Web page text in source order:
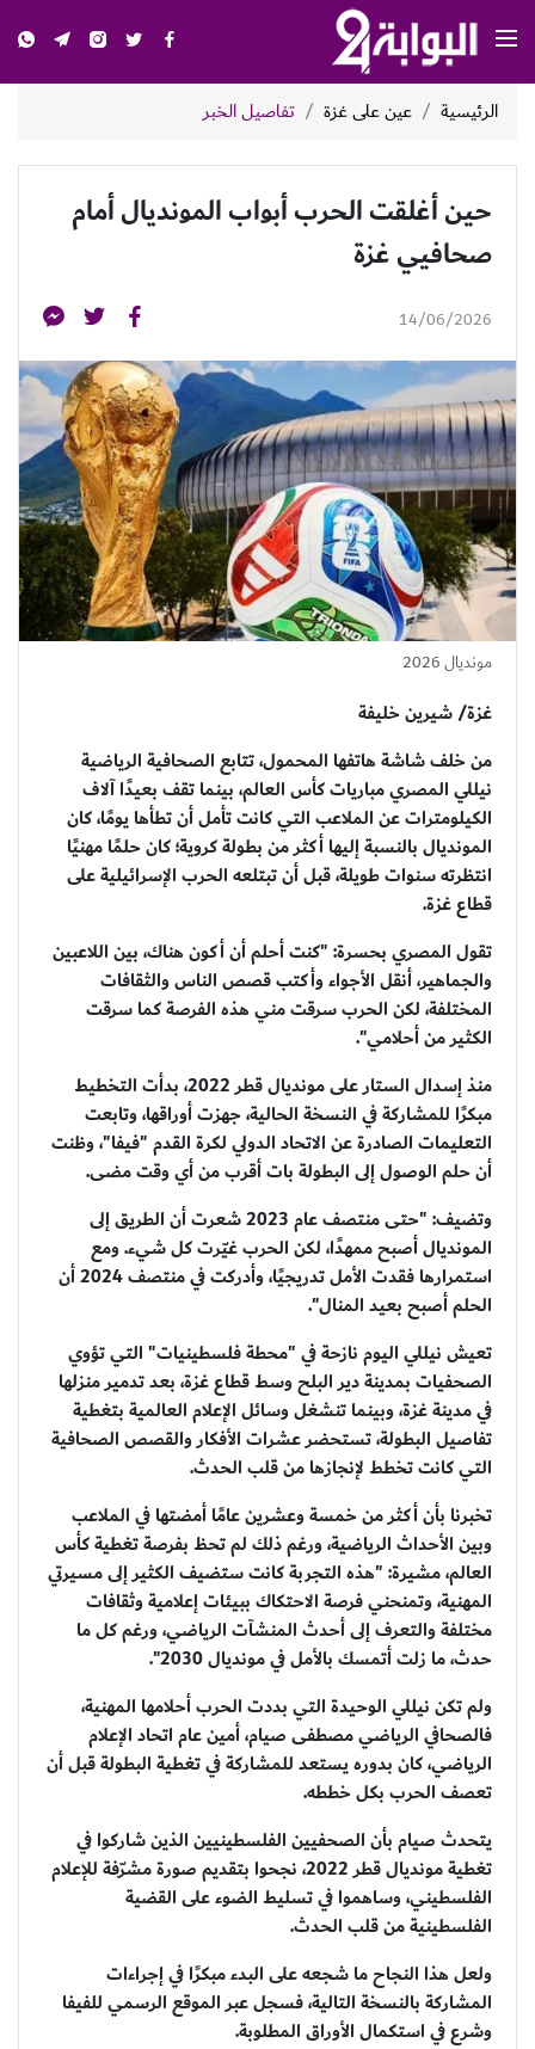
الرئيسية عين على غزة تفاصيل الخبر
حين أغلقت الحرب أبواب المونديال أمام
صحافيي غزة
14/06/2026
مونديال 2026
غزة/ شيرين خليفة
من خلف شاشة هاتفها المحمول، تتابع الصحافية الرياضية
نيللي المصري مباريات كأس العالم، بينما تقف بعيدًا آلاف
الكيلومترات عن الملاعب التي كانت تأمل أن تطأها يومًا، كان
المونديال بالنسبة إليها أكثر من بطولة كروية؛ كان حلمًا مهنيًا
انتظرته سنوات طويلة، قبل أن تبتلعه الحرب الإسرائيلية على
قطاع غزة.
تقول المصري بحسرة: "كنت أحلم أن أكون هناك، بين اللاعبين
والجماهير، أنقل الأجواء وأكتب قصص الناس والثقافات
المختلفة، لكن الحرب سرقت مني هذه الفرصة كما سرقت
الكثير من أحلامي".
منذ إسدال الستار على مونديال قطر 2022، بدأت التخطيط
مبكرًا للمشاركة في النسخة الحالية، جهزت أوراقها، وتابعت
التعليمات الصادرة عن الاتحاد الدولي لكرة القدم "فيفا"، وظنت
أن حلم الوصول إلى البطولة بات أقرب من أي وقت مضى.
وتضيف: "حتى منتصف عام 2023 شعرت أن الطريق إلى
المونديال أصبح ممهدًا، لكن الحرب غيّرت كل شيء. ومع
استمرارها فقدت الأمل تدريجيًا، وأدركت في منتصف 2024 أن
الحلم أصبح بعيد المنال".
تعيش نيللي اليوم نازحة في "محطة فلسطينيات" التي تؤوي
الصحفيات بمدينة دير البلح وسط قطاع غزة، بعد تدمير منزلها
في مدينة غزة، وبينما تنشغل وسائل الإعلام العالمية بتغطية
تفاصيل البطولة، تستحضر عشرات الأفكار والقصص الصحافية
التي كانت تخطط لإنجازها من قلب الحدث.
تخبرنا بأن أكثر من خمسة وعشرين عامًا أمضتها في الملاعب
وبين الأحداث الرياضية، ورغم ذلك لم تحظ بفرصة تغطية كأس
العالم، مشيرة: "هذه التجربة كانت ستضيف الكثير إلى مسيرتي
المهنية، وتمنحني فرصة الاحتكاك ببيئات إعلامية وثقافات
مختلفة والتعرف إلى أحدث المنشآت الرياضي، ورغم كل ما
حدث، ما زلت أتمسك بالأمل في مونديال 2030".
ولم تكن نيللي الوحيدة التي بددت الحرب أحلامها المهنية،
فالصحافي الرياضي مصطفى صيام، أمين عام اتحاد الإعلام
الرياضي، كان بدوره يستعد للمشاركة في تغطية البطولة قبل أن
تعصف الحرب بكل خططه.
يتحدث صيام بأن الصحفيين الفلسطينيين الذين شاركوا في
تغطية مونديال قطر 2022، نجحوا بتقديم صورة مشرّفة للإعلام
الفلسطيني، وساهموا في تسليط الضوء على القضية
الفلسطينية من قلب الحدث.
ولعل هذا النجاح ما شجعه على البدء مبكرًا في إجراءات
المشاركة بالنسخة التالية، فسجل عبر الموقع الرسمي للفيفا
وشرع في استكمال الأوراق المطلوبة.